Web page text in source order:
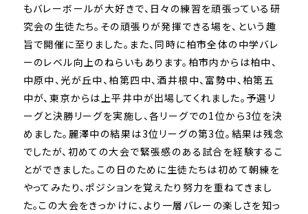
もバレーボールが大好きで、日々の練習を頑張っている研
究会の生徒たち。その頑張りが発揮できる場を、という趣
旨で開催に至りました。また、同時に柏市全体の中学バレ
ーのレベル向上のねらいもあります。柏市内からは柏中、
中原中、光が丘中、柏第四中、酒井根中、富勢中、柏第五
中が、東京からは上平井中が出場してくれました。予選リ
ーグと決勝リーグを実施し、各リーグでの1位から3位を決
めました。麗澤中の結果は3位リーグの第3位。結果は残念
でしたが、初めての大会で緊張感のある試合を経験するこ
とができました。この日のために生徒たちは初めて朝練を
やってみたり、ポジションを覚えたり努力を重ねてきまし
た。この大会をきっかけに、より一層バレーの楽しさを知っ